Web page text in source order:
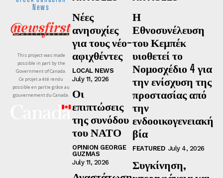
News
This project was made
possible in part by the
Government of Canada.
Ce projet a été rendu
possible en partie grâce au
gouvernement du Canada.
Νέες
ανησυχίες
για τους νέο-
αφιχθέντες
LOCAL NEWS
July 11, 2026
Οι
επιπτώσεις
της συνόδου
του ΝΑΤΟ
OPINION GEORGE
GUZMAS
July 11, 2026
Η
Εθνοσυνέλευση
του Κεμπέκ
υιοθετεί το
Νομοσχέδιο 4 για
την ενίσχυση της
προστασίας από
την
ενδοοικογενειακή
βία
FEATURED July 4, 2026
Συγκίνηση,